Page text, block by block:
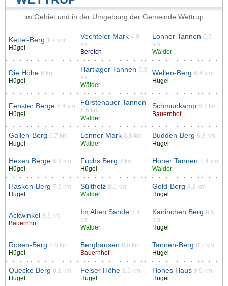
im Gebiet und in der Umgebung der Gemeinde Wettrup
Kettel-Berg 1.7 km
Hügel
Vechteler Mark 4.9
km
Bereich
Lonner Tannen 5.7
km
Wälder
Die Höhe 6 km
Hügel
Hartlager Tannen 6.3
km
Wälder
Wellen-Berg 6.4 km
Hügel
Fenster Berge 6.4 km
Hügel
Fürstenauer Tannen
6.6 km
Wälder
Schmunkamp 6.7 km
Bauernhof
Gallen-Berg 6.7 km
Hügel
Lonner Mark 6.8 km
Wälder
Budden-Berg 6.8 km
Hügel
Hexen Berge 6.9 km
Hügel
Fuchs Berg 7 km
Hügel
Höner Tannen 7.4 km
Wälder
Hasken-Berg 7.9 km
Hügel
Sültholz 8.1 km
Wälder
Gold-Berg 8.2 km
Hügel
Ackwinkel
8.3 km
Bauernhof
Im Alten Sande 8.4
km
Wälder
Kaninchen Berg 8.5
km
Hügel
Rosen-Berg 8.6 km
Hügel
Berghausen 8.6 km
Bauernhof
Tannen-Berg 8.7 km
Hügel
Quecke Berg 8.8 km
Hügel
Felser Höhe 8.9 km
Hügel
Hohes Haus 8.9 km
Hügel